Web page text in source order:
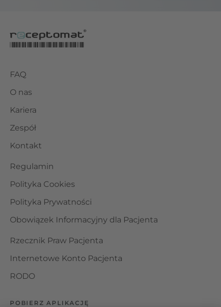
FAQ
O nas
Kariera
Zespół
Kontakt
Regulamin
Polityka Cookies
Polityka Prywatności
Obowiązek Informacyjny dla Pacjenta
Rzecznik Praw Pacjenta
Internetowe Konto Pacjenta
RODO
POBIERZ APLIKACJĘ